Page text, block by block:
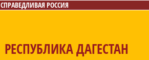
СПРАВЕДЛИВАЯ РОССИЯ
РЕСПУБЛИКА ДАГЕСТАН